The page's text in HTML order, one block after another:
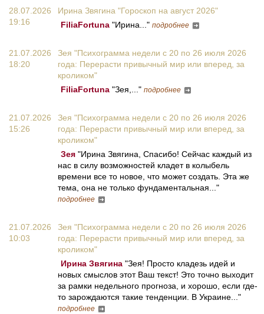
28.07.2026
19:16
Ирина Звягина "Гороскоп на август 2026"
FiliaFortuna "Ирина..." подробнее
21.07.2026
18:20
Зея "Психограмма недели с 20 по 26 июля 2026
года: Перерасти привычный мир или вперед, за
кроликом"
FiliaFortuna "Зея,..." подробнее
21.07.2026
15:26
Зея "Психограмма недели с 20 по 26 июля 2026
года: Перерасти привычный мир или вперед, за
кроликом"
Зея "Ирина Звягина, Спасибо! Сейчас каждый из
нас в силу возможностей кладет в колыбель
времени все то новое, что может создать. Эта же
тема, она не только фундаментальная..."
подробнее
21.07.2026
10:03
Зея "Психограмма недели с 20 по 26 июля 2026
года: Перерасти привычный мир или вперед, за
кроликом"
Ирина Звягина "Зея! Просто кладезь идей и
новых смыслов этот Ваш текст! Это точно выходит
за рамки недельного прогноза, и хорошо, если где-
то зарождаются такие тенденции. В Украине..."
подробнее